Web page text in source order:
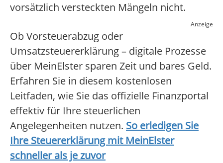
vorsätzlich versteckten Mängeln nicht.
Anzeige
Ob Vorsteuerabzug oder
Umsatzsteuererklärung – digitale Prozesse
über MeinElster sparen Zeit und bares Geld.
Erfahren Sie in diesem kostenlosen
Leitfaden, wie Sie das offizielle Finanzportal
effektiv für Ihre steuerlichen
Angelegenheiten nutzen. So erledigen Sie
Ihre Steuererklärung mit MeinElster
schneller als je zuvor